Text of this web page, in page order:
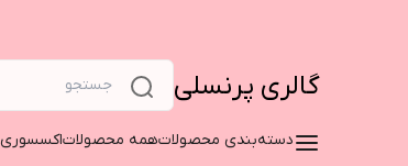
گالری پرنسلی
دسته‌بندی محصولاتهمه محصولاتاکسسوری